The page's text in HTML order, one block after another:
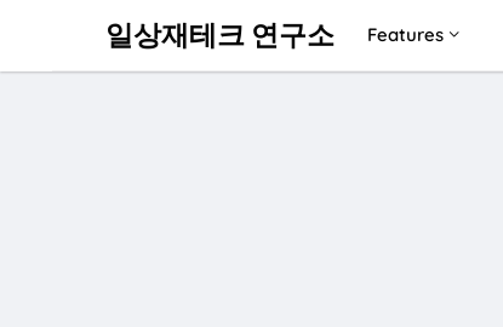
일상재테크 연구소 Features